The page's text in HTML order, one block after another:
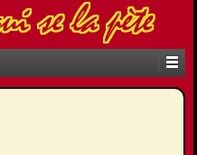
se la pète